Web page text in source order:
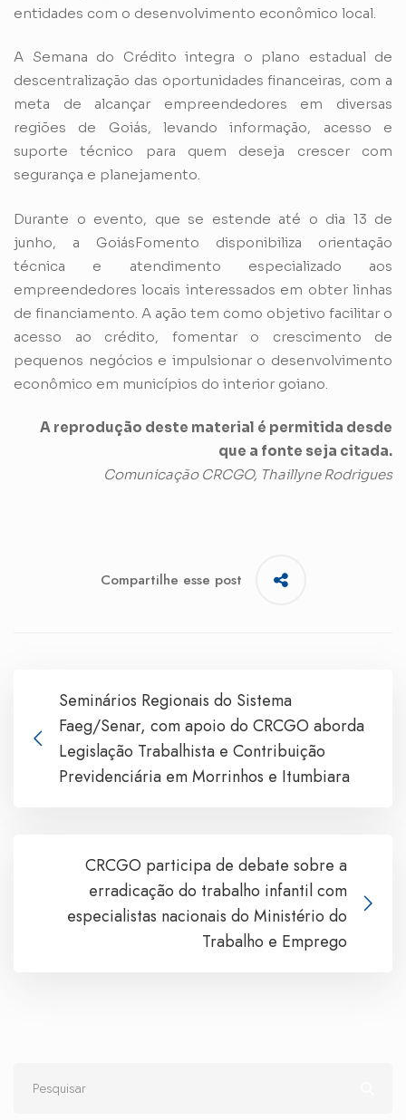
entidades com o desenvolvimento econômico local.
A Semana do Crédito integra o plano estadual de
descentralização das oportunidades financeiras, com a
meta de alcançar empreendedores em diversas
regiões de Goiás, levando informação, acesso e
suporte técnico para quem deseja crescer com
segurança e planejamento.
Durante o evento, que se estende até o dia 13 de
junho, a GoiásFomento disponibiliza orientação
técnica e atendimento especializado aos
empreendedores locais interessados em obter linhas
de financiamento. A ação tem como objetivo facilitar o
acesso ao crédito, fomentar o crescimento de
pequenos negócios e impulsionar o desenvolvimento
econômico em municípios do interior goiano.
A reprodução deste material é permitida desde
que a fonte seja citada.
Comunicação CRCGO, Thaillyne Rodrigues
Compartilhe esse post
Seminários Regionais do Sistema
Faeg/Senar, com apoio do CRCGO aborda
Legislação Trabalhista e Contribuição
Previdenciária em Morrinhos e Itumbiara
CRCGO participa de debate sobre a
erradicação do trabalho infantil com
especialistas nacionais do Ministério do
Trabalho e Emprego